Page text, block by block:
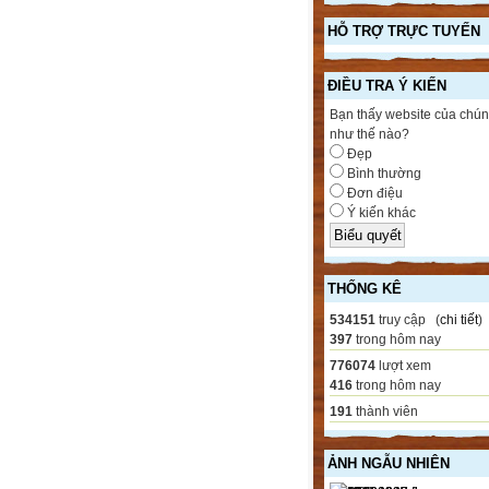
HỖ TRỢ TRỰC TUYẾN
ĐIỀU TRA Ý KIẾN
Bạn thấy website của
như thế nào?
Đẹp
Bình thường
Đơn điệu
Ý kiến khác
THỐNG KÊ
534151 truy cập (chi tiết)
397 trong hôm nay
776074 lượt xem
416 trong hôm nay
191 thành viên
ẢNH NGẪU NHIÊN